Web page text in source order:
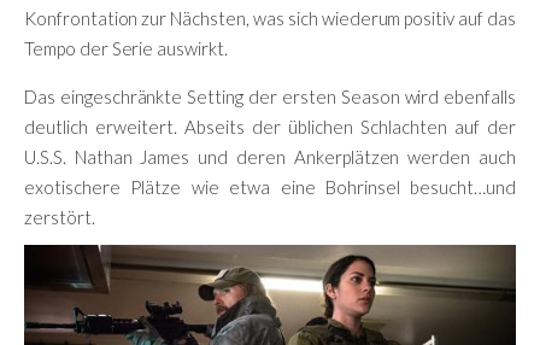
Konfrontation zur Nächsten, was sich wiederum positiv auf das
Tempo der Serie auswirkt.
Das eingeschränkte Setting der ersten Season wird ebenfalls
deutlich erweitert. Abseits der üblichen Schlachten auf der
U.S.S. Nathan James und deren Ankerplätzen werden auch
exotischere Plätze wie etwa eine Bohrinsel besucht…und
zerstört.